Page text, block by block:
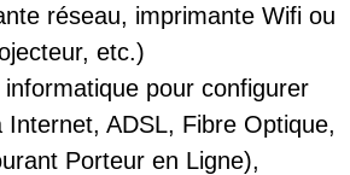
réseau, imprimante Wifi ou
etc.)
pour configurer
Internet, ADSL, Fibre Optique,
Porteur en Ligne),